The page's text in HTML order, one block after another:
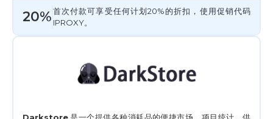
20%首次付款可享受任何计划20%的折扣，使用促销代码
IPROXY。